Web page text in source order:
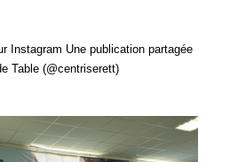
Instagram Une publication partagée
Table (@centriserett)